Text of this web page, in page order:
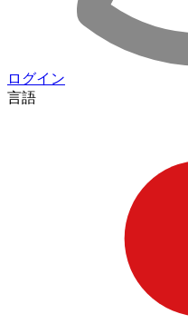
ログイン
言語